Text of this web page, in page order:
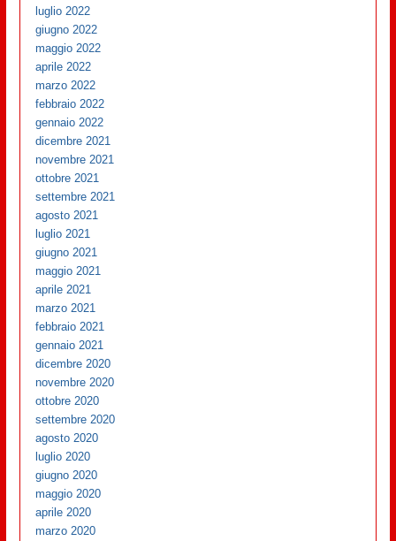
luglio 2022
giugno 2022
maggio 2022
aprile 2022
marzo 2022
febbraio 2022
gennaio 2022
dicembre 2021
novembre 2021
ottobre 2021
settembre 2021
agosto 2021
luglio 2021
giugno 2021
maggio 2021
aprile 2021
marzo 2021
febbraio 2021
gennaio 2021
dicembre 2020
novembre 2020
ottobre 2020
settembre 2020
agosto 2020
luglio 2020
giugno 2020
maggio 2020
aprile 2020
marzo 2020